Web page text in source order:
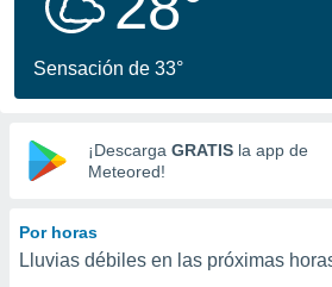
calidad.
a este
las
y
digital
basada
Sensación de 33°
¡Descarga GRATIS la app de
Meteored!
Por horas
Lluvias débiles en las próximas